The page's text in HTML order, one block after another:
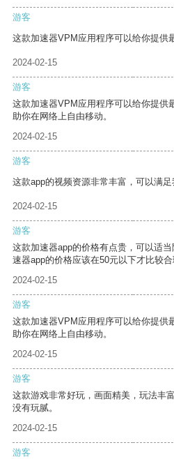
游客
这款加速器VPM应用程序可以给你提供
2024-02-15
游客
这款加速器VPM应用程序可以给你提供
助你在网络上自由移动。
2024-02-15
游客
这款app的视频资源非常丰富，可以满足
2024-02-15
游客
这款加速器app的价格有点贵，可以适
速器app的价格应该在50元以下才比较合
2024-02-15
游客
这款加速器VPM应用程序可以给你提供
助你在网络上自由移动。
2024-02-15
游客
这款游戏非常好玩，画面精美，玩法丰
没有玩腻。
2024-02-15
游客